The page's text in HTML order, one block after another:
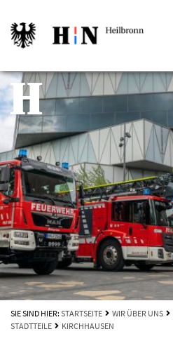
SIE SIND HIER: STARTSEITE WIR ÜBER UNS
STADTTEILE
KIRCHHAUSEN